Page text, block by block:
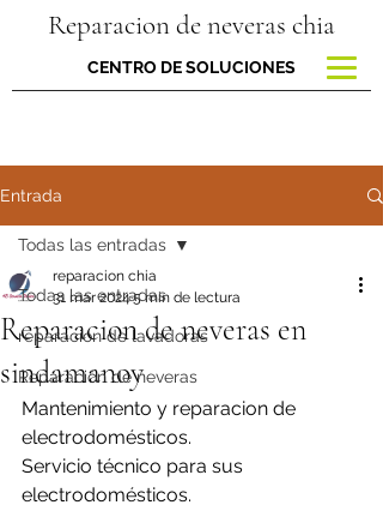
Reparacion de neveras chia
CENTRO DE SOLUCIONES
Entrada
Todas las entradas
reparacion de lavadoras
Reparación de neveras
Todas las entradas
Reparacion de neveras en
sindamanoy
reparacion chia
31 mar 20245 min de lectura
Mantenimiento y reparacion de
electrodomésticos.
Servicio técnico para sus
electrodomésticos.